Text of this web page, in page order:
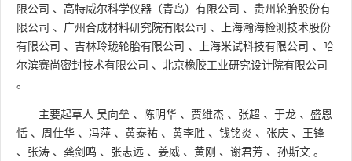
限公司 、 高特威尔科学仪器（青岛）有限公司 、 贵州轮胎股份有
限公司 、 广州合成材料研究院有限公司 、
上海瀚海检测技术股份
有限公司 、 吉林玲珑轮胎有限公司 、 上海米试科技有限公司 、 哈
尔滨赛尚密封技术有限公司 、 北京橡胶工业研究设计院有限公司
。
主要起草人 吴向垒 、 陈明华 、 贾维杰 、 张超 、 于龙 、 盛恩
恬 、 周仕华 、 冯萍 、 黄泰祐 、 黄李胜 、 钱铭炎 、 张庆 、 王锋
、 张涛 、 龚剑鸣 、 张志远 、 姜威 、 黄刚 、 谢君芳 、 孙斯文 。